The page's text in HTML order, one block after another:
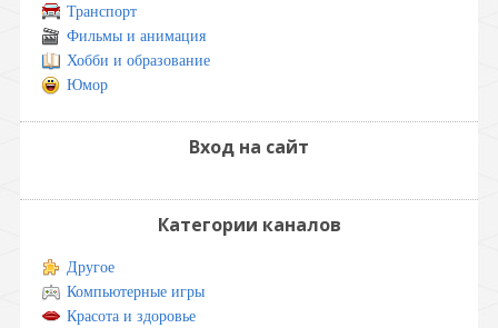
Транспорт
Фильмы и анимация
Хобби и образование
Юмор
Вход на сайт
Категории каналов
Другое
Компьютерные игры
Красота и здоровье